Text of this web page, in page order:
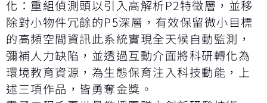
化：重組偵測頭以引入高解析P2特徵層，並移
除對小物件冗餘的P5深層，有效保留微小目標
的高頻空間資訊此系統實現全天候自動監測，
彌補人力缺陷，並透過互動介面將科研轉化為
環境教育資源，為生態保育注入科技動能，上
述三項作品，皆勇奪金獎。